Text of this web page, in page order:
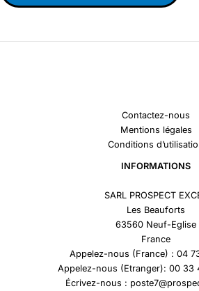
Contactez-nous
Mentions légales
Conditions
INFORMATIONS
SARL PROSPECT
Les Beauforts
63560 Neuf-Eglise
France
Appelez-nous (France) : 04
Appelez-nous (Etranger): 00 33
Écrivez-nous :